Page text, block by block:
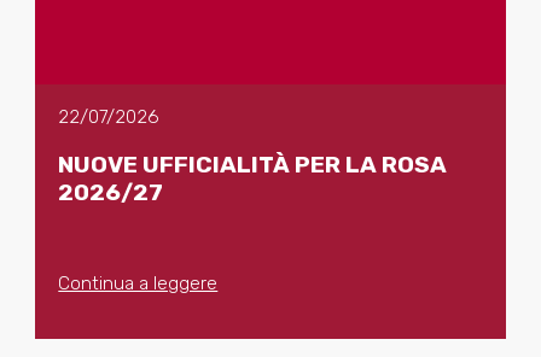
22/07/2026
NUOVE UFFICIALITÀ PER LA ROSA
2026/27
Continua a leggere